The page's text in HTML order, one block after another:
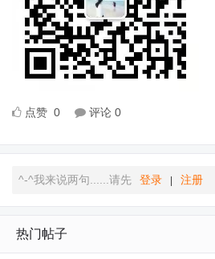
点赞 0 评论 0
^-^我来说两句......请先 登录 注册
热门帖子